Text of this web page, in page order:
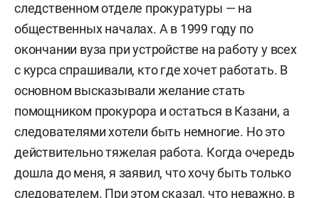
следственном отделе прокуратуры — на
общественных началах. А в 1999 году по
окончании вуза при устройстве на работу у всех
с курса спрашивали, кто где хочет работать. В
основном высказывали желание стать
помощником прокурора и остаться в Казани, а
следователями хотели быть немногие. Но это
действительно тяжелая работа. Когда очередь
дошла до меня, я заявил, что хочу быть только
следователем. При этом сказал, что неважно, в